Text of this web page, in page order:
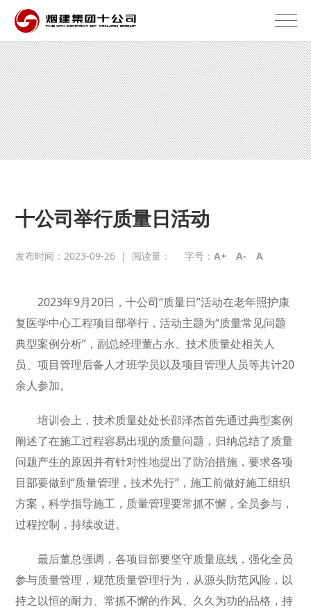
十公司举行质量日活动
发布时间：2023-09-26 | 阅读量： 字号：A+ A- A
2023年9月20日，十公司“质量日”活动在老年照护康
复医学中心工程项目部举行，活动主题为“质量常见问题
典型案例分析”，副总经理董占永、技术质量处相关人
员、项目管理后备人才班学员以及项目管理人员等共计20
余人参加。
培训会上，技术质量处处长邵泽杰首先通过典型案例
阐述了在施工过程容易出现的质量问题，归纳总结了质量
问题产生的原因并有针对性地提出了防治措施，要求各项
目部要做到“质量管理，技术先行”，施工前做好施工组织
方案，科学指导施工，质量管理要常抓不懈，全员参与，
过程控制，持续改进。
最后董总强调，各项目部要坚守质量底线，强化全员
参与质量管理，规范质量管理行为，从源头防范风险，以
持之以恒的耐力、常抓不懈的作风、久久为功的品格，持